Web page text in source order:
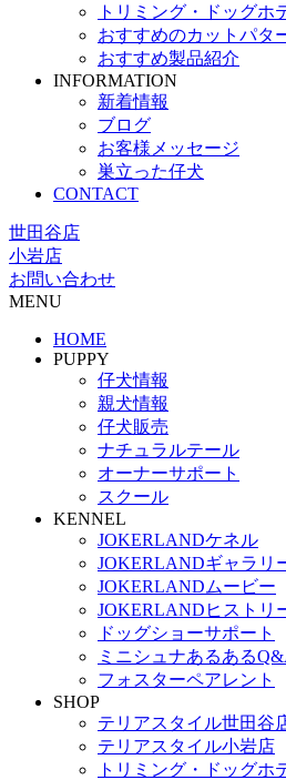
トリミング・ドッグホ
おすすめのカットパタ
おすすめ製品紹介
INFORMATION
新着情報
ブログ
お客様メッセージ
巣立った仔犬
CONTACT
世田谷店
小岩店
お問い合わせ
MENU
HOME
PUPPY
仔犬情報
親犬情報
仔犬販売
ナチュラルテール
オーナーサポート
スクール
KENNEL
JOKERLANDケネル
JOKERLANDギャラリ
JOKERLANDムービー
JOKERLANDヒストリ
ドッグショーサポート
ミニシュナあるある
フォスターペアレント
SHOP
テリアスタイル世田谷
テリアスタイル小岩店
トリミング・ドッグホ